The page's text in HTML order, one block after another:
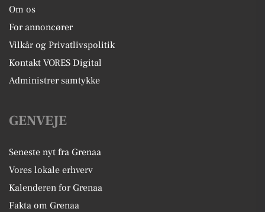
Om os
For annoncører
Vilkår og Privatlivspolitik
Kontakt VORES Digital
Administrer samtykke
GENVEJE
Seneste nyt fra Grenaa
Vores lokale erhverv
Kalenderen for Grenaa
Fakta om Grenaa